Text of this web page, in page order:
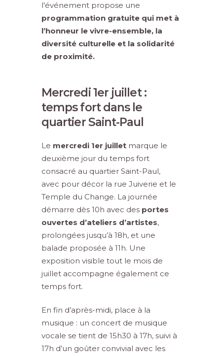
l’événement propose une
programmation gratuite qui met à
l’honneur le vivre-ensemble, la
diversité culturelle et la solidarité
de proximité.
Mercredi 1er juillet :
temps fort dans le
quartier Saint-Paul
Le mercredi 1er juillet marque le
deuxième jour du temps fort
consacré au quartier Saint-Paul,
avec pour décor la rue Juiverie et le
Temple du Change. La journée
démarre dès 10h avec des portes
ouvertes d’ateliers d’artistes,
prolongées jusqu’à 18h, et une
balade proposée à 11h. Une
exposition visible tout le mois de
juillet accompagne également ce
temps fort.
En fin d’après-midi, place à la
musique : un concert de musique
vocale se tient de 15h30 à 17h, suivi à
17h d’un goûter convivial avec les